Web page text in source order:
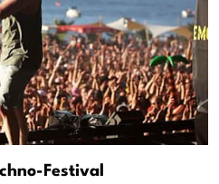
Festival